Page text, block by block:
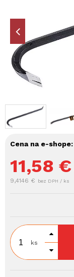
Cena na e-shope:
11,58 €
9,4146 € bez DPH / ks
ks